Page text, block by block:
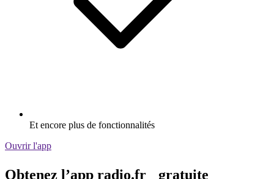
Et encore plus de fonctionnalités
Ouvrir l'app
Obtenez l’app radio.fr gratuite